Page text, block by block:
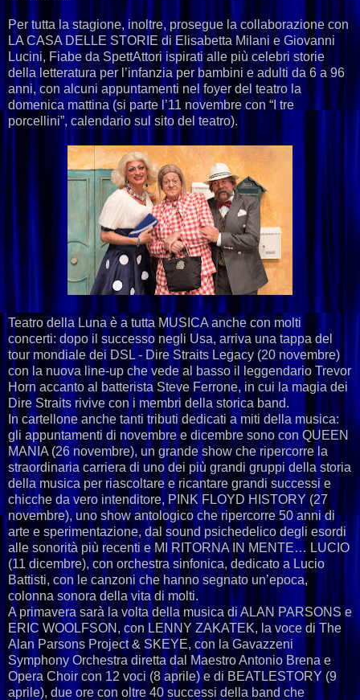
Per tutta la stagione, inoltre, prosegue la collaborazione con
LA CASA DELLE STORIE di Elisabetta Milani e Giovanni
Lucini, Fiabe da SpettAttori ispirati alle più celebri storie
della letteratura per l’infanzia per bambini e adulti da 6 a 96
anni, con alcuni appuntamenti nel foyer del teatro la
domenica mattina (si parte l’11 novembre con “I tre
porcellini”, calendario sul sito del teatro).
Teatro della Luna è a tutta MUSICA anche con molti
concerti: dopo il successo negli Usa, arriva una tappa del
tour mondiale dei DSL - Dire Straits Legacy (20 novembre)
con la nuova line-up che vede al basso il leggendario Trevor
Horn accanto al batterista Steve Ferrone, in cui la magia dei
Dire Straits rivive con i membri della storica band.
In cartellone anche tanti tributi dedicati a miti della musica:
gli appuntamenti di novembre e dicembre sono con QUEEN
MANIA (26 novembre), un grande show che ripercorre la
straordinaria carriera di uno dei più grandi gruppi della storia
della musica per riascoltare e ricantare grandi successi e
chicche da vero intenditore, PINK FLOYD HISTORY (27
novembre), uno show antologico che ripercorre 50 anni di
arte e sperimentazione, dal sound psichedelico degli esordi
alle sonorità più recenti e MI RITORNA IN MENTE… LUCIO
(11 dicembre), con orchestra sinfonica, dedicato a Lucio
Battisti, con le canzoni che hanno segnato un’epoca,
colonna sonora della vita di molti.
A primavera sarà la volta della musica di ALAN PARSONS e
ERIC WOOLFSON, con LENNY ZAKATEK, la voce di The
Alan Parsons Project & SKEYE, con la Gavazzeni
Symphony Orchestra diretta dal Maestro Antonio Brena e
Opera Choir con 12 voci (8 aprile) e di BEATLESTORY (9
aprile), due ore con oltre 40 successi della band che